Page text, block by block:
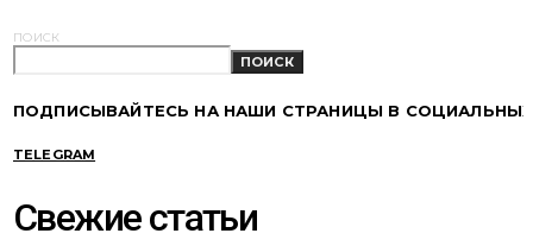
ПОИСК
ПОИСК
ПОДПИСЫВАЙТЕСЬ НА НАШИ СТРАНИЦЫ В СОЦИАЛЬНЫХ
TELEGRAM
Свежие статьи